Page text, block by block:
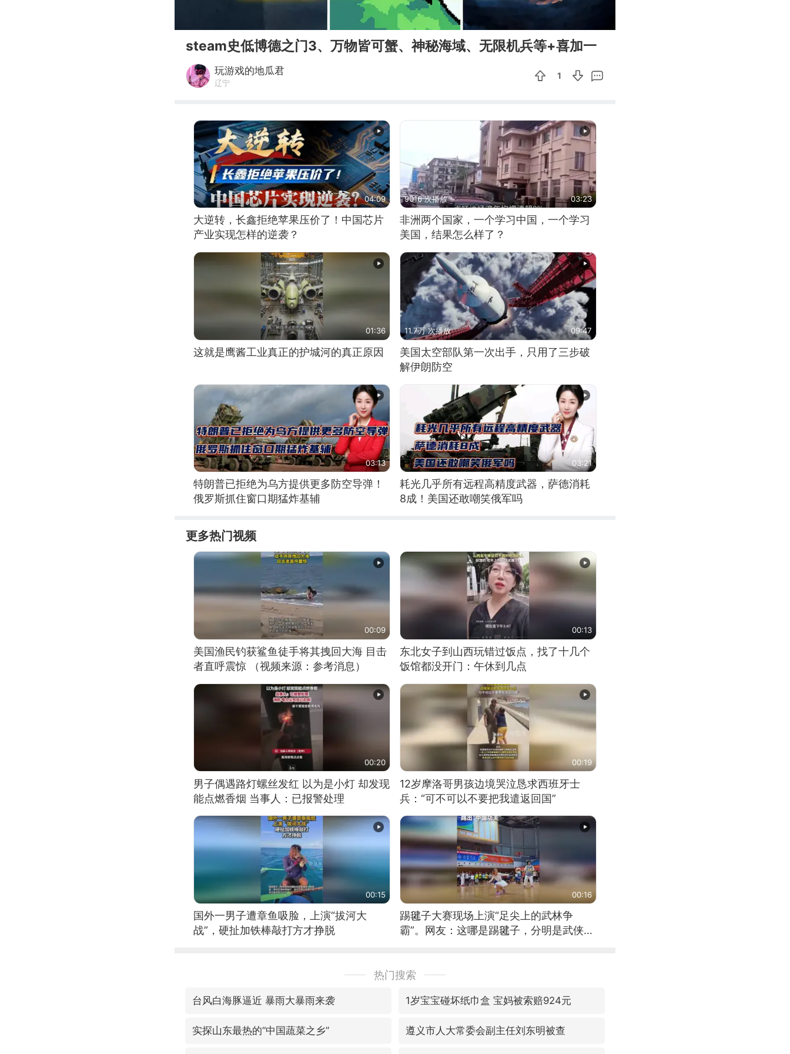
steam史低博德之门3、万物皆可蟹、神秘海域、无限机兵等+喜加一
玩游戏的地瓜君
辽宁
1
04:09
大逆转，长鑫拒绝苹果压价了！中国芯片
产业实现怎样的逆袭？
9016 次播放 03:23
非洲两个国家，一个学习中国，一个学习
美国，结果怎么样了？
01:36
这就是鹰酱工业真正的护城河的真正原因
11.7万 次播放 09:47
美国太空部队第一次出手，只用了三步破
解伊朗防空
03:13
特朗普已拒绝为乌方提供更多防空导弹！
俄罗斯抓住窗口期猛炸基辅
03:21
耗光几乎所有远程高精度武器，萨德消耗
8成！美国还敢嘲笑俄军吗
更多热门视频
00:09
美国渔民钓获鲨鱼徒手将其拽回大海 目击
者直呼震惊 （视频来源：参考消息）
00:13
东北女子到山西玩错过饭点，找了十几个
饭馆都没开门：午休到几点
00:20
男子偶遇路灯螺丝发红 以为是小灯 却发现
能点燃香烟 当事人：已报警处理
00:19
12岁摩洛哥男孩边境哭泣恳求西班牙士
兵：“可不可以不要把我遣返回国”
00:15
国外一男子遭章鱼吸脸，上演“拔河大
战”，硬扯加铁棒敲打方才挣脱
00:16
踢毽子大赛现场上演“足尖上的武林争
霸”。网友：这哪是踢毽子，分明是武侠片
热门搜索
台风白海豚逼近 暴雨大暴雨来袭 1岁宝宝碰坏纸巾盒 宝妈被索赔924元
实探山东最热的“中国蔬菜之乡” 遵义市人大常委会副主任刘东明被查